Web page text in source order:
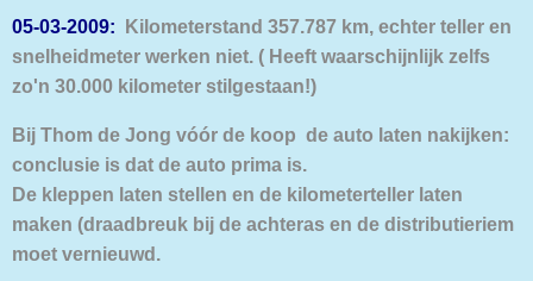
05-03-2009: Kilometerstand 357.787 km, echter teller en
snelheidmeter werken niet. ( Heeft waarschijnlijk zelfs
zo'n 30.000 kilometer stilgestaan!)
Bij Thom de Jong vóór de koop de auto laten nakijken:
conclusie is dat de auto prima is.
De kleppen laten stellen en de kilometerteller laten
maken (draadbreuk bij de achteras en de distributieriem
moet vernieuwd.